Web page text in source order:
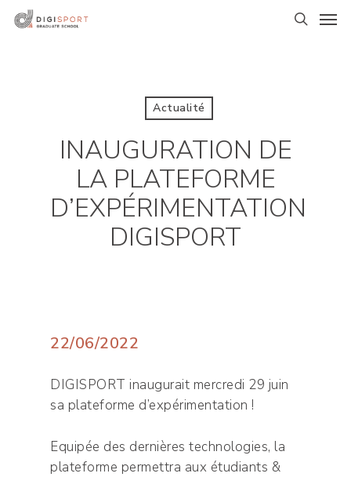
Skip
Actualité
INAUGURATION DE
LA PLATEFORME
D’EXPÉRIMENTATION
DIGISPORT
22/06/2022
DIGISPORT inaugurait mercredi 29 juin
sa plateforme d’expérimentation !
Equipée des dernières technologies, la
plateforme permettra aux étudiants &